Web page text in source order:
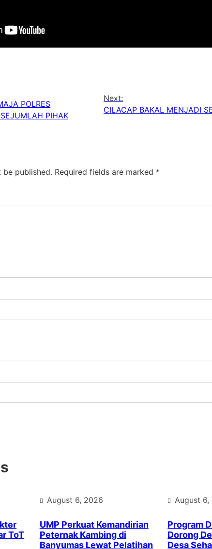
POLRES
PIHAK
Next:
CILACAP BAKAL MENJADI
be published. Required fields are marked *
ToT
August 6, 2026
UMP Perkuat Kemandirian
Peternak Kambing di
Banyumas Lewat Pelatihan
August 6,
Program
Dorong
Desa